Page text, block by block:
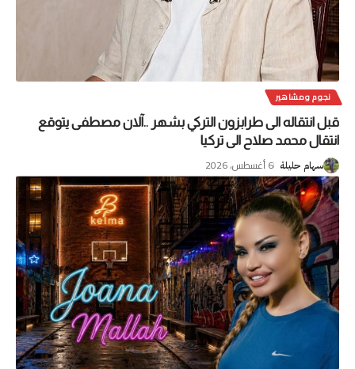
نجوم ومشاهير
قبل انتقاله الى طرابزون التركي بشهر ..آلان مصطفى يتوقع
انتقال محمد صلاح الى تركيا
سهام حليلة 6 أغسطس، 2026